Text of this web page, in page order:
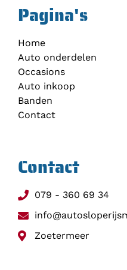
Pagina's
Home
Auto onderdelen
Occasions
Auto inkoop
Banden
Contact
Contact
079 - 360 69 34
Zoetermeer